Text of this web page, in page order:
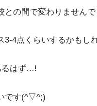
の間で変わりませんで
3-4点くらいするかもし
るはず…!
です(^▽^;)